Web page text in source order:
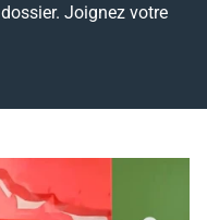
Joignez votre